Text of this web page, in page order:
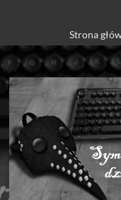
content
Strona